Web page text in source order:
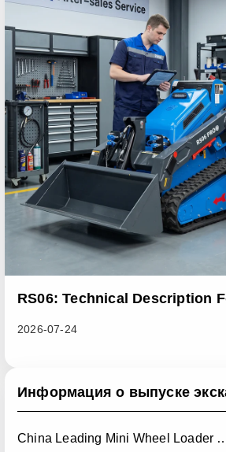
RS06: Technical Description
2026-07-24
Информация о выпуске
China Leading Mini Wheel Loader Supplier: Reliable